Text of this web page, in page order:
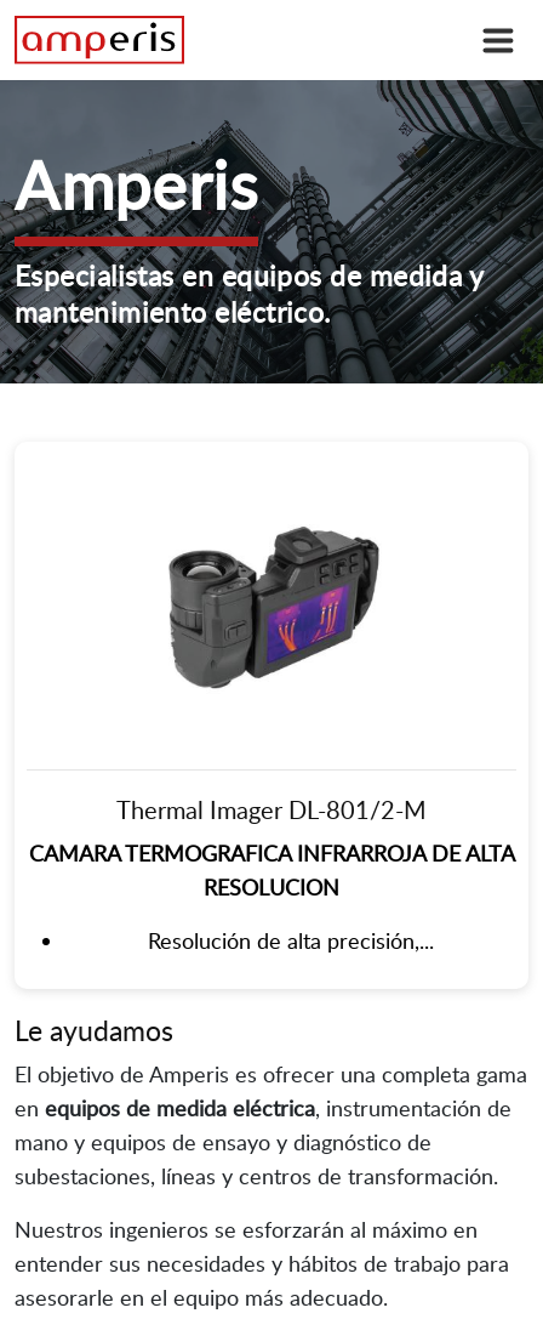
Amperis
Especialistas en equipos de medida y
mantenimiento eléctrico.
Thermal Imager DL-801/2-M
CAMARA TERMOGRAFICA INFRARROJA DE ALTA
RESOLUCION
Resolución de alta precisión,...
Le ayudamos
El objetivo de Amperis es ofrecer una completa gama
en equipos de medida eléctrica, instrumentación de
mano y equipos de ensayo y diagnóstico de
subestaciones, líneas y centros de transformación.
Nuestros ingenieros se esforzarán al máximo en
entender sus necesidades y hábitos de trabajo para
asesorarle en el equipo más adecuado.